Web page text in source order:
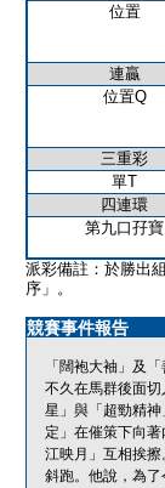
位置
連贏
位置Q
三重彩
單T
四連環
第九口孖寶
派彩備註：於勝出
序」。
競賽事件報告
「闊袍大袖」及
不久在馬群後面
星」與「超勁精
定」在催策下向
江映月」互相挨
斜跑。他說，為